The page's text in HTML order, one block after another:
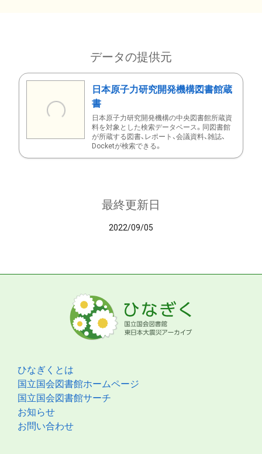
データの提供元
日本原子力研究開発機構図書館蔵
書
日本原子力研究開発機構の中央図書館所蔵資
料を対象とした検索データベース。同図書館
が所蔵する図書、レポート、会議資料、雑誌、
Docketが検索できる。
最終更新日
2022/09/05
ひなぎくとは
国立国会図書館ホームページ
国立国会図書館サーチ
お知らせ
お問い合わせ